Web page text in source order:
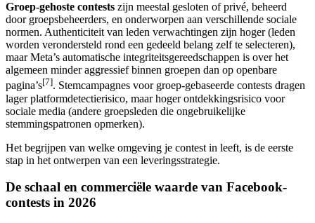
Groep-gehoste contests zijn meestal gesloten of privé, beheerd
door groepsbeheerders, en onderworpen aan verschillende sociale
normen. Authenticiteit van leden verwachtingen zijn hoger (leden
worden verondersteld rond een gedeeld belang zelf te selecteren),
maar Meta’s automatische integriteitsgereedschappen is over het
algemeen minder aggressief binnen groepen dan op openbare
pagina’s[7]. Stemcampagnes voor groep-gebaseerde contests dragen
lager platformdetectierisico, maar hoger ontdekkingsrisico voor
sociale media (andere groepsleden die ongebruikelijke
stemmingspatronen opmerken).
Het begrijpen van welke omgeving je contest in leeft, is de eerste
stap in het ontwerpen van een leveringsstrategie.
De schaal en commerciële waarde van Facebook-
contests in 2026